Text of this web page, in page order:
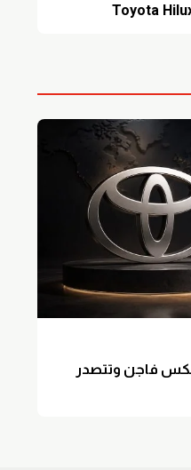
Toyota
فاجن وتتصدر